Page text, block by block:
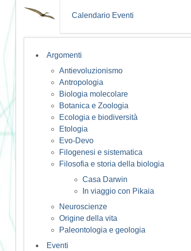
Calendario Eventi
Argomenti
Antievoluzionismo
Antropologia
Biologia molecolare
Botanica e Zoologia
Ecologia e biodiversità
Etologia
Evo-Devo
Filogenesi e sistematica
Filosofia e storia della biologia
Casa Darwin
In viaggio con Pikaia
Neuroscienze
Origine della vita
Paleontologia e geologia
Eventi